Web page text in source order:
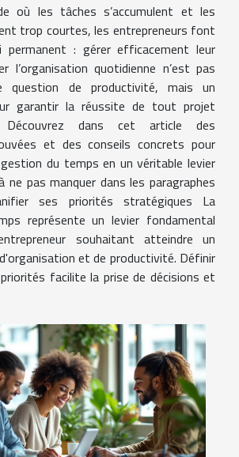
où les tâches s’accumulent et les
trop courtes, les entrepreneurs font
: gérer efficacement leur
l’organisation quotidienne n’est pas
question de productivité, mais un
garantir la réussite de tout projet
Découvrez dans cet article des
et des conseils concrets pour
du temps en un véritable levier
ne pas manquer dans les paragraphes
ses priorités stratégiques La
représente un levier fondamental
souhaitant atteindre un
et de productivité. Définir
facilite la prise de décisions et